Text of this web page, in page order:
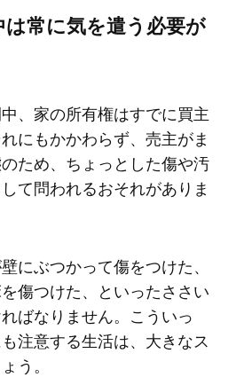
は常に気を遣う必要が
、家の所有権はすでに買主
にもかかわらず、売主がま
ため、ちょっとした傷や汚
て問われるおそれがありま
にぶつかって傷をつけた、
傷つけた、といったささい
ばなりません。こういっ
注意する生活は、大きなス
う。